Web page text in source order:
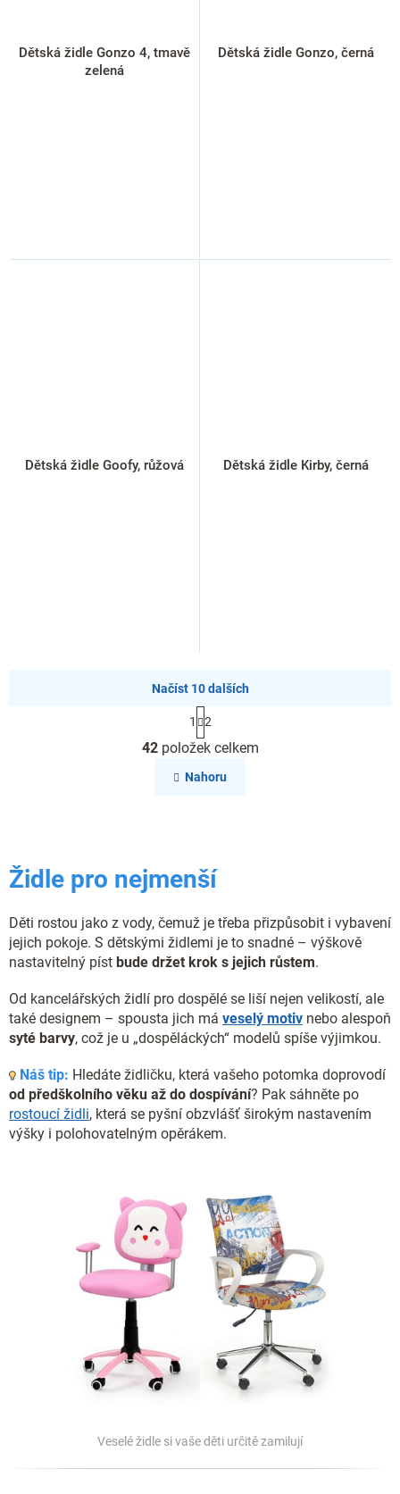
Dětská židle Gonzo 4, tmavě
zelená
Dětská židle Gonzo, černá
Dětská židle Goofy, růžová Dětská židle Kirby, černá
O
v
l
p
r
k
y
v
p
i
s
u
Načíst 10 dalších
S
t
r
á
n
1 2
42položek celkem
Nahoru
Židle pro nejmenší
Děti rostou jako z vody, čemuž je třeba přizpůsobit i vybavení
jejich pokoje. S dětskými židlemi je to snadné – výškově
nastavitelný píst bude držet krok s jejich růstem.
Od kancelářských židlí pro dospělé se liší nejen velikostí, ale
také designem – spousta jich má veselý motiv nebo alespoň
syté barvy, což je u „dospěláckých“ modelů spíše výjimkou.
Náš tip: Hledáte židličku, která vašeho potomka doprovodí
od předškolního věku až do dospívání? Pak sáhněte po
rostoucí židli, která se pyšní obzvlášť širokým nastavením
výšky i polohovatelným opěrákem.
Veselé židle si vaše děti určitě zamilují